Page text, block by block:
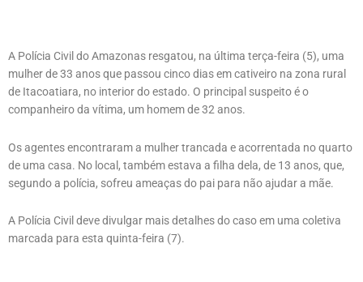
A Polícia Civil do Amazonas resgatou, na última terça-feira (5), uma
mulher de 33 anos que passou cinco dias em cativeiro na zona rural
de Itacoatiara, no interior do estado. O principal suspeito é o
companheiro da vítima, um homem de 32 anos.
Os agentes encontraram a mulher trancada e acorrentada no quarto
de uma casa. No local, também estava a filha dela, de 13 anos, que,
segundo a polícia, sofreu ameaças do pai para não ajudar a mãe.
A Polícia Civil deve divulgar mais detalhes do caso em uma coletiva
marcada para esta quinta-feira (7).